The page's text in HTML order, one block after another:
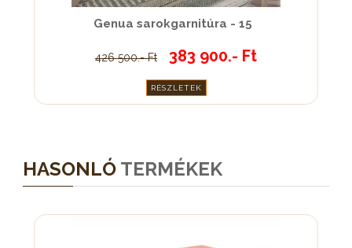
Genua sarokgarnitúra - 15
426 500.- Ft 383 900.- Ft
RÉSZLETEK
HASONLÓ TERMÉKEK